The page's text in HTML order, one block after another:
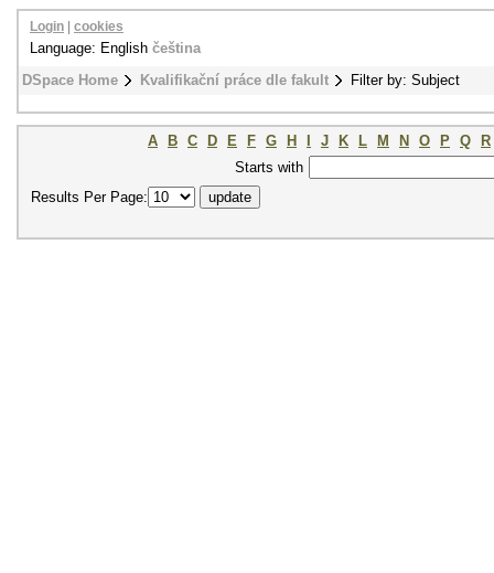
DSpace Home Kvalifikační práce dle fakult Filter by: Subject
Login cookies
Language: English čeština
A B C D E F G H J K L M N O P Q
R
Starts with
Results Per Page: